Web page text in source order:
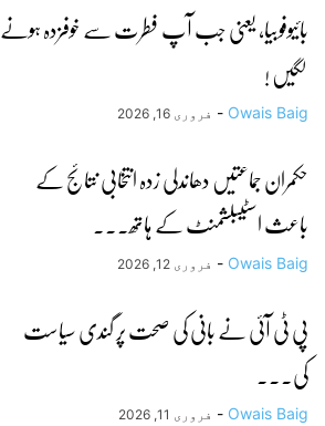
بائیوفوبیا، یعنی جب آپ فطرت سے خوفزدہ ہونے
لگیں !
Owais Baig
- فروری 16, 2026
حکمران جماعتیں دھاندلی زدہ انتخابی نتائج کے
باعث اسٹیبلشمنٹ کے ہاتھ...
Owais Baig
- فروری 12, 2026
پی ٹی آئی نے بانی کی صحت پر گندی سیاست
کی...
Owais Baig
- فروری 11, 2026